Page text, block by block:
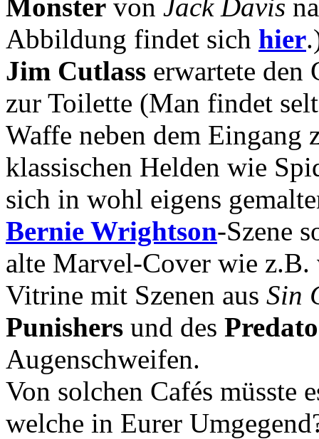
Monster von Jack Davis
Abbildung findet sich hier
Jim Cutlass erwartete den
zur Toilette (Man findet
Waffe neben dem
klassischen Helden wie
sich in wohl eigens
Bernie Wrightson-Szene
alte Marvel-Cover wie
Vitrine mit Szenen aus Sin
Punishers und des
Augenschweifen.
Von solchen Cafés müsste
welche in Eurer